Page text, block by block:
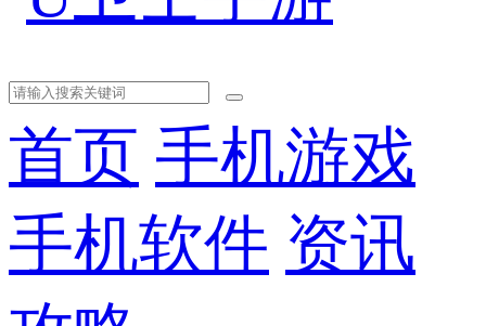
首页 手机游戏
手机软件 资讯